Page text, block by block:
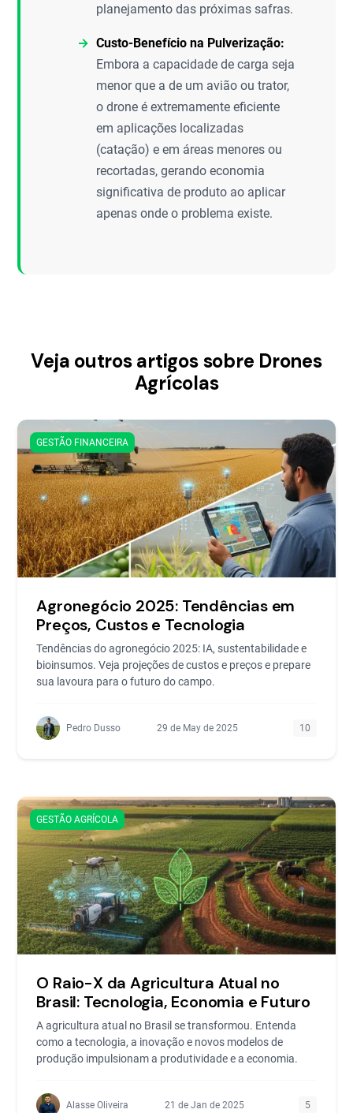
planejamento das próximas safras.
Custo-Benefício na Pulverização:
Embora a capacidade de carga seja
menor que a de um avião ou trator,
o drone é extremamente eficiente
em aplicações localizadas
(catação) e em áreas menores ou
recortadas, gerando economia
significativa de produto ao aplicar
apenas onde o problema existe.
Veja outros artigos sobre Drones
Agrícolas
GESTÃO FINANCEIRA
Agronegócio 2025: Tendências em
Preços, Custos e Tecnologia
Tendências do agronegócio 2025: IA, sustentabilidade e
bioinsumos. Veja projeções de custos e preços e prepare
sua lavoura para o futuro do campo.
Pedro Dusso 29 de May de 2025 10
GESTÃO AGRÍCOLA
O Raio-X da Agricultura Atual no
Brasil: Tecnologia, Economia e Futuro
A agricultura atual no Brasil se transformou. Entenda
como a tecnologia, a inovação e novos modelos de
produção impulsionam a produtividade e a economia.
Alasse Oliveira 21 de Jan de 2025 5